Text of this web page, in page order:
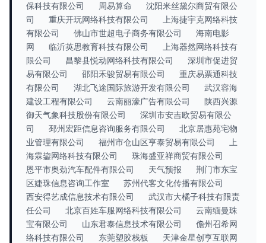
保科技有限公司
周易算命
沈阳米丝黛尔商贸有限公
司
重庆开玩网络科技有限公司
上海捷宇克网络科技
有限公司
佛山市世超电子商务有限公司
海南电影
网
临沂英思教育科技有限公司
上海器然网络科技有
限公司
昌黎县悦动网络科技有限公司
深圳市促进贸
易有限公司
邵阳禾骏贸易有限公司
重庆易票通科技
有限公司
湖北飞途国际旅游开发有限公司
武汉容海
建设工程有限公司
云南丽濠广告有限公司
陕西兴源
御天气象科技股份有限公司
深圳市安吉欧贸易有限公
司
邳州宏距信息咨询服务有限公司
北京居惠苑宅物
业管理有限公司
福州市仓山区亨泰贸易有限公司
上
海霖鋆网络科技有限公司
珠海盛亚祥商贸有限公司
恩平市奥劲汽车配件有限公司
天气预报
荆门市东宝
区婕珠信息咨询工作室
苏州代客文化传播有限公司
西安得艺成信息技术有限公司
武汉市大橘子科技有限责
任公司
北京百姓车服网络科技有限公司
云南缅曼珠
宝有限公司
山东君泰信息技术有限公司
儋州召希网
络科技有限公司
东莞塑胶栈板
天津金星创亨互联网